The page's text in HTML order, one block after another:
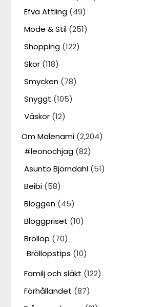
Efva Attling (49)
Mode & Stil (251)
Shopping (122)
Skor (118)
Smycken (78)
Snyggt (105)
Väskor (12)
Om Malenami (2,204)
#leonochjag (82)
Asunto Björndahl (51)
Beibi (58)
Bloggen (45)
Bloggpriset (10)
Bröllop (70)
Bröllopstips (10)
Familj och släkt (122)
Förhållandet (87)